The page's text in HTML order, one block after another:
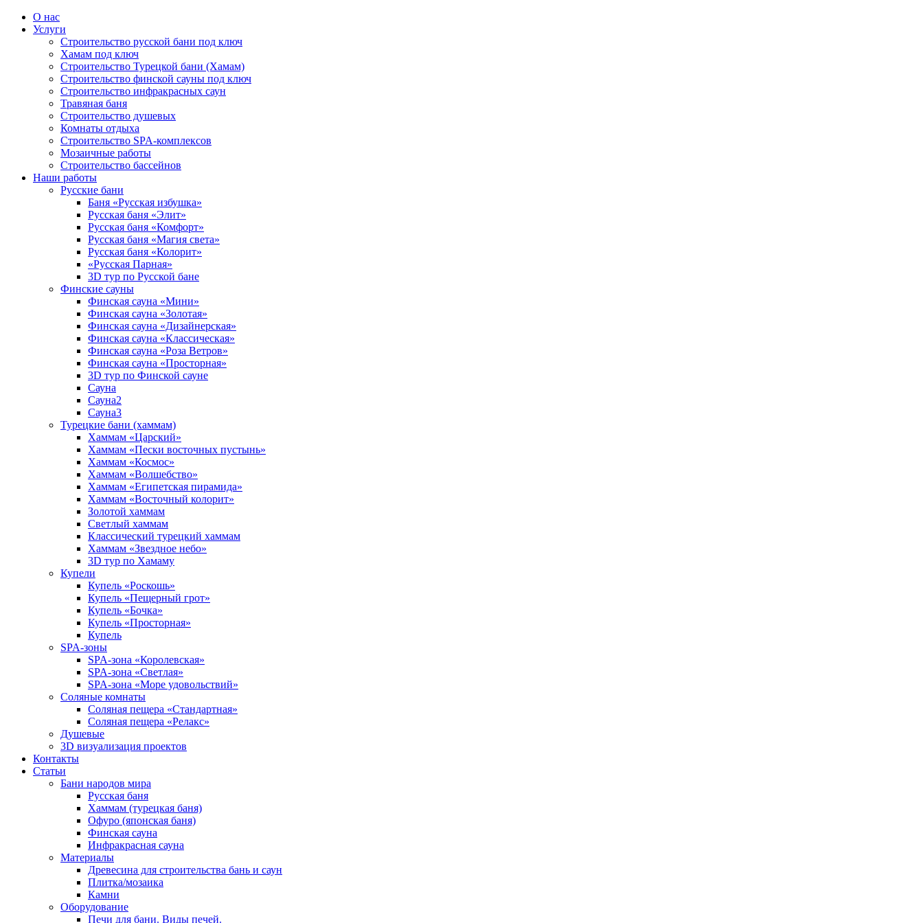
О нас
Услуги
Строительство русской бани под ключ
Хамам под ключ
Строительство Турецкой бани (Хамам)
Строительство финской сауны под ключ
Строительство инфракрасных саун
Травяная баня
Строительство душевых
Комнаты отдыха
Строительство SPA-комплексов
Мозаичные работы
Строительство бассейнов
Наши работы
Русские бани
Баня «Русская избушка»
Русская баня «Элит»
Русская баня «Комфорт»
Русская баня «Магия света»
Русская баня «Колорит»
«Русская Парная»
3D тур по Русской бане
Финские сауны
Финская сауна «Мини»
Финская сауна «Золотая»
Финская сауна «Дизайнерская»
Финская сауна «Классическая»
Финская сауна «Роза Ветров»
Финская сауна «Просторная»
3D тур по Финской сауне
Сауна
Сауна2
Сауна3
Турецкие бани (хаммам)
Хаммам «Царский»
Хаммам «Пески восточных пустынь»
Хаммам «Космос»
Хаммам «Волшебство»
Хаммам «Египетская пирамида»
Хаммам «Восточный колорит»
Золотой хаммам
Светлый хаммам
Классический турецкий хаммам
Хаммам «Звездное небо»
3D тур по Хамаму
Купели
Купель «Роскошь»
Купель «Пещерный грот»
Купель «Бочка»
Купель «Просторная»
Купель
SPA-зоны
SPA-зона «Королевская»
SPA-зона «Светлая»
SPA-зона «Море удовольствий»
Соляные комнаты
Соляная пещера «Стандартная»
Соляная пещера «Релакс»
Душевые
3D визуализация проектов
Контакты
Статьи
Бани народов мира
Русская баня
Хаммам (турецкая баня)
Офуро (японская баня)
Финская сауна
Инфракрасная сауна
Материалы
Древесина для строительства бань и саун
Плитка/мозаика
Камни
Оборудование
Печи для бани. Виды печей.